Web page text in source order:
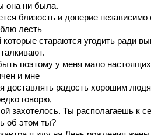
она ни была.
близость и доверие независимо
лесть
стараются угодить ради
поэтому у меня мало
и мне
доставлять радость хорошим
говорю,
захотелось. Ты располагаешь к
об этом ты?